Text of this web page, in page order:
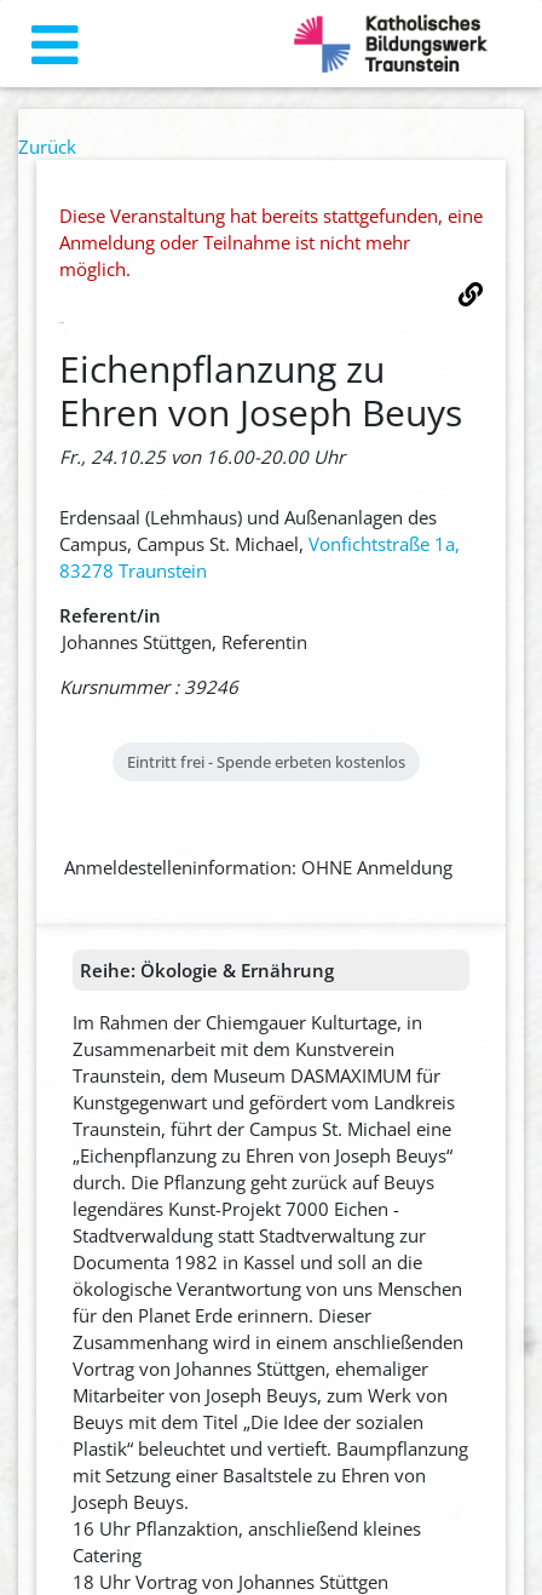
Zurück
Diese Veranstaltung hat bereits stattgefunden, eine
Anmeldung oder Teilnahme ist nicht mehr
möglich.
Eichenpflanzung zu
Ehren von Joseph Beuys
Fr., 24.10.25 von 16.00-20.00 Uhr
Erdensaal (Lehmhaus) und Außenanlagen des
Campus, Campus St. Michael, Vonfichtstraße 1a,
83278 Traunstein
Referent/in
Johannes Stüttgen, Referentin
Kursnummer : 39246
Eintritt frei - Spende erbeten kostenlos
Anmeldestelleninformation: OHNE Anmeldung
Reihe: Ökologie & Ernährung
Im Rahmen der Chiemgauer Kulturtage, in
Zusammenarbeit mit dem Kunstverein
Traunstein, dem Museum DASMAXIMUM für
Kunstgegenwart und gefördert vom Landkreis
Traunstein, führt der Campus St. Michael eine
„Eichenpflanzung zu Ehren von Joseph Beuys“
durch. Die Pflanzung geht zurück auf Beuys
legendäres Kunst-Projekt 7000 Eichen -
Stadtverwaldung statt Stadtverwaltung zur
Documenta 1982 in Kassel und soll an die
ökologische Verantwortung von uns Menschen
für den Planet Erde erinnern. Dieser
Zusammenhang wird in einem anschließenden
Vortrag von Johannes Stüttgen, ehemaliger
Mitarbeiter von Joseph Beuys, zum Werk von
Beuys mit dem Titel „Die Idee der sozialen
Plastik“ beleuchtet und vertieft. Baumpflanzung
mit Setzung einer Basaltstele zu Ehren von
Joseph Beuys.
16 Uhr Pflanzaktion, anschließend kleines
Catering
18 Uhr Vortrag von Johannes Stüttgen